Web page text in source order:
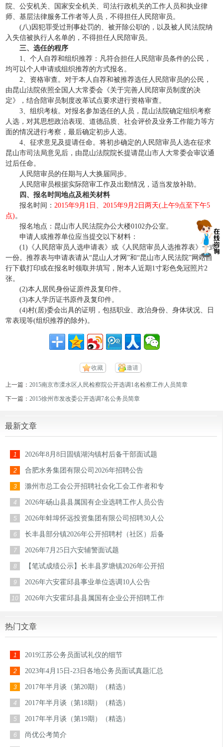
院、公安机关、国家安全机关、司法行政机关的工作人员和执业律
师、基层法律服务工作者等人员，不得担任人民陪审员。
(八)因犯罪受过刑事处罚的、被开除公职的，以及被人民法院纳
入失信被执行人名单的，不得担任人民陪审员。
三、选任的程序
1、个人自荐和组织推荐：凡符合担任人民陪审员条件的公民，
均可以个人申请或组织推荐的方式报名。
2、资格审查。对于本人自荐和被推荐选任人民陪审员的公民，
由昆山法院依照全国人大常委会《关于完善人民陪审员制度的决
定》，结合陪审员制度改革试点要求进行资格审查。
3、组织考核。对报名参加选任的人员，昆山法院确定组织考察
人选，对其思想政治表现、道德品质、社会评价及业务工作能力等方
面的情况进行考察，最后确定初步人选。
4、征求意见及提请任命。将初步确定的人民陪审员人选在征求
昆山市司法局意见后，由昆山法院院长提请昆山市人大常委会审议通
过后任命。
人民陪审员的任期与人大换届同步。
人民陪审员根据实际陪审工作及出勤情况，适当发放补助。
四、报名时间地点及相关材料
报名时间：2015年9月1日、2015年9月2日两天(上午9点至下午5
点)。
报名地点：昆山市人民法院办公大楼0102办公室。
申请人或推荐单位应当提交以下材料：
(1)《人民陪审员人选申请表》或《人民陪审员人选推荐表》一式
一份。推荐表与申请表请从“昆山人才网”和“昆山市人民法院”网站自
行下载打印或在报名时领取并填写，附本人近期1寸彩色免冠照片2
张。
(2)本人居民身份证原件及复印件。
(3)本人学历证书原件及复印件。
(4)村(居)委会出具的证明，包括职业、政治身份、身体状况、日
常表现等(组织推荐的除外)。
收藏 邀请
上一篇：2015南京市溧水区人民检察院公开选调1名检察工作人员简章
下一篇：2015徐州市发改委公开选调7名公务员简章
最新文章
1 2026年8月8日固镇湖沟镇村后备干部面试题
2 合肥水务集团有限公司2026年招聘公告
3 滁州市总工会公开招聘社会化工会工作者和专
4 2026年砀山县县属国有企业选聘工作人员公告
5 2026年蚌埠怀远投资集团有限公司招聘30人公
6 长丰县部分镇2026年公开招聘村（社区）后备
7 2026年7月25日六安辅警面试题
8 【笔试成绩公示】长丰县罗塘镇2026年公开招
9 2026年六安霍邱县事业单位选调10人公告
10 2026年六安霍邱县县属国有企业公开招聘工作
热门文章
1 2019江苏公务员面试礼仪的细节
2 2023年4月15日-23日各地公务员面试真题汇总
3 2017年半月谈（第20期）（精选）
4 2017年半月谈（第18期）（精选）
5 2017年半月谈（第19期）（精选）
6 尚优公考简介